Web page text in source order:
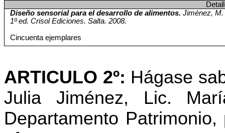
Diseño sensorial para el desarrollo de alimentos. Jiménez,
1ºed. Crisol Ediciones. Salta. 2008.
Cincuenta ejemplares
ARTICULO 2º: Hágase
Julia Jiménez, Lic.
Departamento